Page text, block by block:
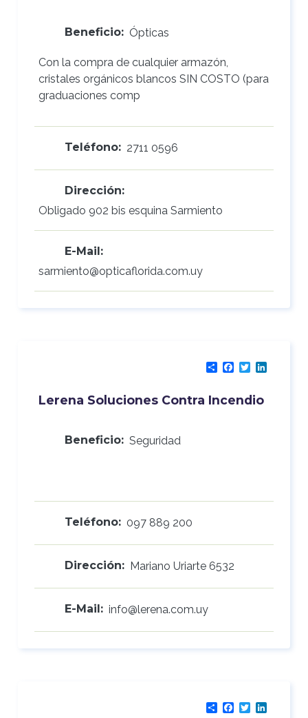
Beneficio: Ópticas
Con la compra de cualquier armazón,
cristales orgánicos blancos SIN COSTO (para
graduaciones comp
Teléfono: 2711 0596
Dirección:
Obligado 902 bis esquina Sarmiento
E-Mail:
sarmiento@opticaflorida.com.uy
ShareFacebook
Twitter
Lerena Soluciones Contra Incendio
Beneficio: Seguridad
Teléfono: 097 889 200
Dirección: Mariano Uriarte 6532
E-Mail: info@lerena.com.uy
ShareFacebook
Twitter